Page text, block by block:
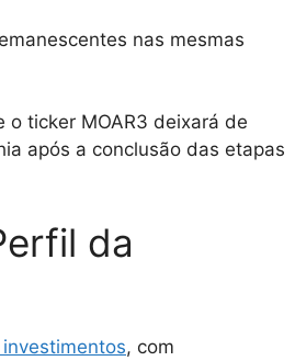
nas mesmas
o ticker MOAR3 deixará de
após a conclusão das etapas
da
, com